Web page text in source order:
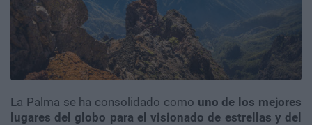
La Palma se ha consolidado como uno de los mejores
lugares del globo para el visionado de estrellas y del